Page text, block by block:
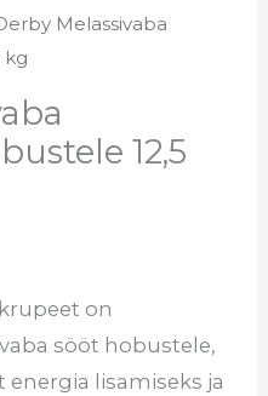
Melassivaba
kg
12,5
on
sööt hobustele,
lisamiseks ja